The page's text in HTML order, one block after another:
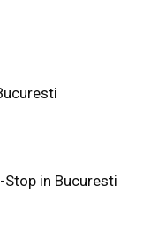
in Bucuresti